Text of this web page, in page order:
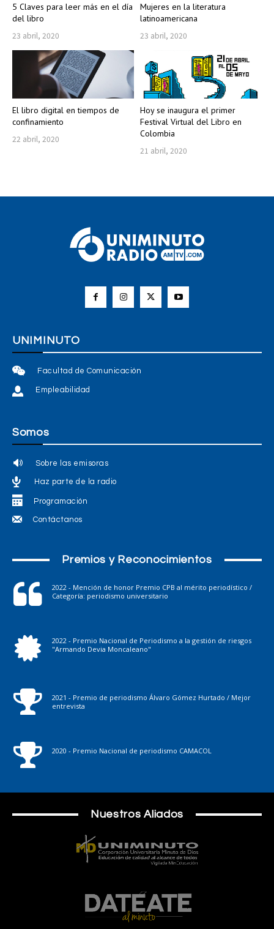
5 Claves para leer más en el día
del libro
23 abril, 2020
Mujeres en la literatura
latinoamericana
23 abril, 2020
El libro digital en tiempos de
confinamiento
22 abril, 2020
Hoy se inaugura el primer
Festival Virtual del Libro en
Colombia
21 abril, 2020
UNIMINUTO
Facultad de Comunicación
Empleabilidad
Somos
Sobre las emisoras
Haz parte de la radio
Programación
Contáctanos
Premios y Reconocimientos
2022 - Mención de honor Premio CPB al mérito periodístico /
Categoría: periodismo universitario
2022 - Premio Nacional de Periodismo a la gestión de riesgos
"Armando Devia Moncaleano"
2021 - Premio de periodismo Álvaro Gómez Hurtado / Mejor
entrevista
2020 - Premio Nacional de periodismo CAMACOL
Nuestros Aliados